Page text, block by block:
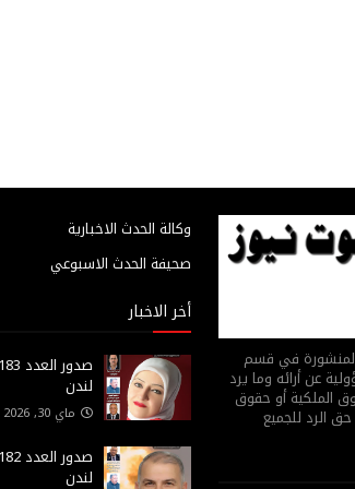
المنشورة في قسم
عن أرائه وما يرد
الملكية أو حقوق
الرد للجميع
وكالة الحدث الاخبارية
صحيفة الحدث الاسبوعي
أخر الاخبار
لندن
ماي 30, 2026
لندن